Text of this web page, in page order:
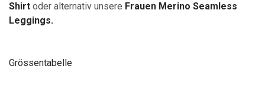
Shirt oder alternativ unsere Frauen Merino Seamless
Leggings.
Grössentabelle